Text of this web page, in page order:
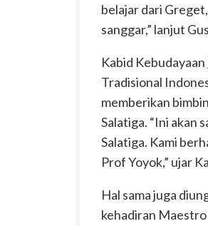
belajar dari
sanggar,” lanjut
Kabid Kebudayaan
Tradisional
memberikan
Salatiga. “Ini akan
Salatiga. Kami
Prof Yoyok,” ujar
Hal sama juga
kehadiran